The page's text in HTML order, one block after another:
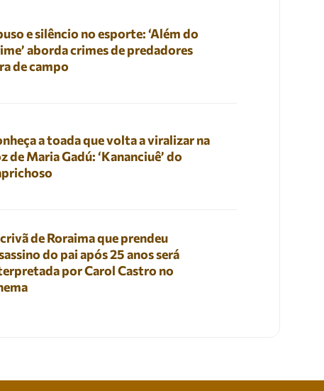
e silêncio no esporte: ‘Além do
aborda crimes de predadores
de campo
a toada que volta a viralizar na
de Maria Gadú: ‘Kananciuê’ do
de Roraima que prendeu
do pai após 25 anos será
por Carol Castro no